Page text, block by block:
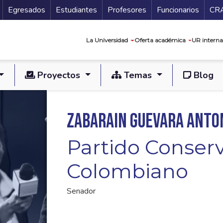
Secundario
Egresados Estudiantes Profesores Funcionarios
La Universidad Oferta académica UR
Proyectos Temas Blog
Zabarain Guevara
Partido
Colombiano
Senador